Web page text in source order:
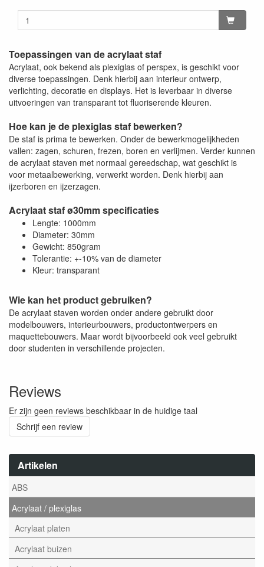
Artikelen
ABS
Acrylaat / plexiglas
Acrylaat platen
Acrylaat buizen
Toepassingen van de acrylaat staf
Acrylaat, ook bekend als plexiglas of perspex, is geschikt voor
diverse toepassingen. Denk hierbij aan interieur ontwerp,
verlichting, decoratie en displays. Het is leverbaar in diverse
uitvoeringen van transparant tot fluoriserende kleuren.
Hoe kan je de plexiglas staf bewerken?
De staf is prima te bewerken. Onder de bewerkmogelijkheden
vallen: zagen, schuren, frezen, boren en verlijmen. Verder kunnen
de acrylaat staven met normaal gereedschap, wat geschikt is
voor metaalbewerking, verwerkt worden. Denk hierbij aan
ijzerboren en ijzerzagen.
Acrylaat staf ø30mm specificaties
Lengte: 1000mm
Diameter: 30mm
Gewicht: 850gram
Tolerantie: +-10% van de diameter
Kleur: transparant
Wie kan het product gebruiken?
De acrylaat staven worden onder andere gebruikt door
modelbouwers, interieurbouwers, productontwerpers en
maquettebouwers. Maar wordt bijvoorbeeld ook veel gebruikt
door studenten in verschillende projecten.
Reviews
Er zijn geen reviews beschikbaar in de huidige taal
Schrijf een review